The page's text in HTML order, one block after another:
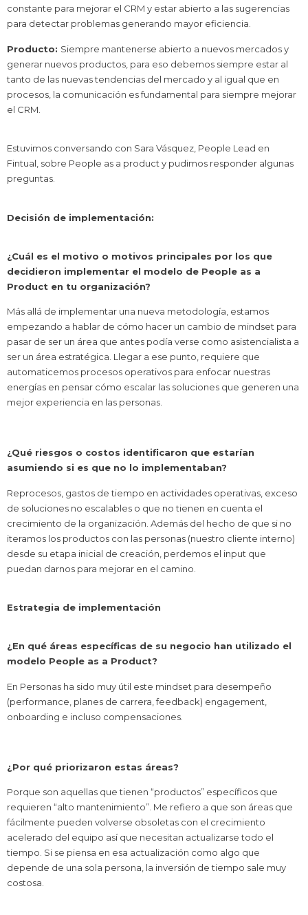
constante para mejorar el CRM y estar abierto a las sugerencias
para detectar problemas generando mayor eficiencia.
Producto: Siempre mantenerse abierto a nuevos mercados y
generar nuevos productos, para eso debemos siempre estar al
tanto de las nuevas tendencias del mercado y al igual que en
procesos, la comunicación es fundamental para siempre mejorar
el CRM.
Estuvimos conversando con Sara Vásquez, People Lead en
Fintual, sobre People as a product y pudimos responder algunas
preguntas.
Decisión de implementación:
¿Cuál es el motivo o motivos principales por los que
decidieron implementar el modelo de People as a
Product en tu organización?
Más allá de implementar una nueva metodología, estamos
empezando a hablar de cómo hacer un cambio de mindset para
pasar de ser un área que antes podía verse como asistencialista a
ser un área estratégica. Llegar a ese punto, requiere que
automaticemos procesos operativos para enfocar nuestras
energías en pensar cómo escalar las soluciones que generen una
mejor experiencia en las personas.
¿Qué riesgos o costos identificaron que estarían
asumiendo si es que no lo implementaban?
Reprocesos, gastos de tiempo en actividades operativas, exceso
de soluciones no escalables o que no tienen en cuenta el
crecimiento de la organización. Además del hecho de que si no
iteramos los productos con las personas (nuestro cliente interno)
desde su etapa inicial de creación, perdemos el input que
puedan darnos para mejorar en el camino.
Estrategia de implementación
¿En qué áreas específicas de su negocio han utilizado el
modelo People as a Product?
En Personas ha sido muy útil este mindset para desempeño
(performance, planes de carrera, feedback) engagement,
onboarding e incluso compensaciones.
¿Por qué priorizaron estas áreas?
Porque son aquellas que tienen “productos” específicos que
requieren “alto mantenimiento”. Me refiero a que son áreas que
fácilmente pueden volverse obsoletas con el crecimiento
acelerado del equipo así que necesitan actualizarse todo el
tiempo. Si se piensa en esa actualización como algo que
depende de una sola persona, la inversión de tiempo sale muy
costosa.